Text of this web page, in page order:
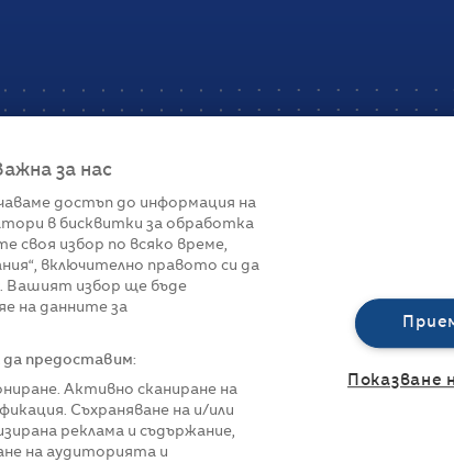
Реклама
За нас
Политика за
Управление на
за нас
достъп до информация на
в бисквитки за обработка
своя избор по всяко време,
включително правото си да
Вашият избор ще бъде
на данните за
предоставим:
Активно сканиране на
Съхраняване на и/или
реклама и съдържание,
на аудиторията и
Показване